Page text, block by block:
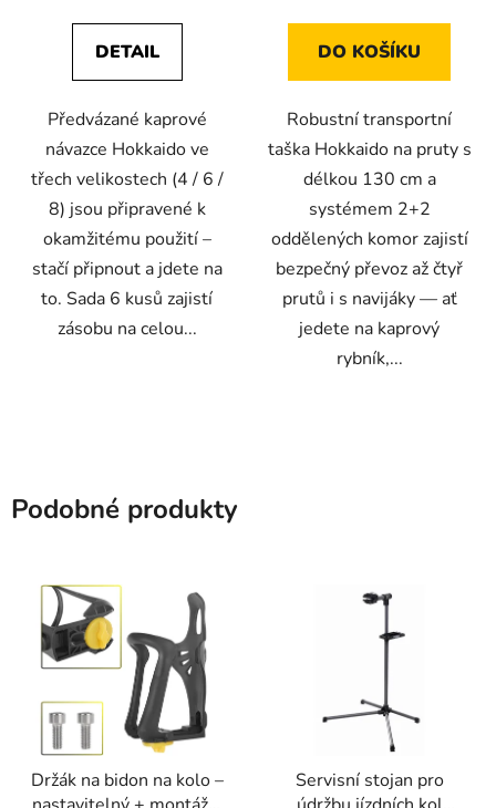
DETAIL
Předvázané kaprové
návazce Hokkaido ve
třech velikostech (4 / 6 /
8) jsou připravené k
okamžitému použití –
stačí připnout a jdete na
to. Sada 6 kusů zajistí
zásobu na celou...
hvězdiček.
DO KOŠÍKU
Robustní transportní
taška Hokkaido na pruty s
délkou 130 cm a
systémem 2+2
oddělených komor zajistí
bezpečný převoz až čtyř
prutů i s navijáky — ať
jedete na kaprový
rybník,...
Podobné produkty
Držák na bidon na kolo –
Servisní stojan pro